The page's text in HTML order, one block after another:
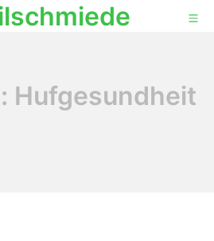
Hufgesundheit